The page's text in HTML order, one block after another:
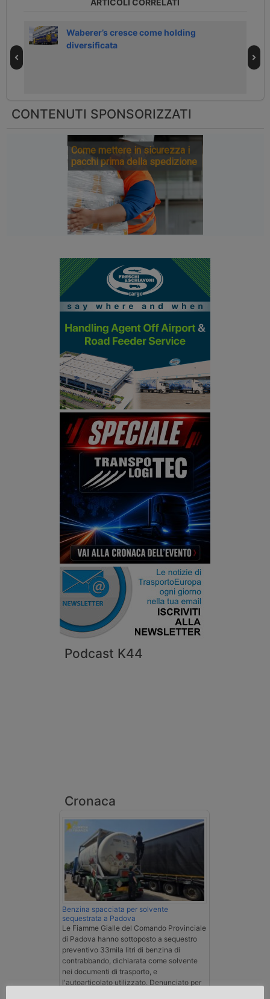
Podcast K44
Cronaca
Benzina spacciata per solvente
sequestrata a Padova
Le Fiamme Gialle del Comando Provinciale
di Padova hanno sottoposto a sequestro
preventivo 33mila litri di benzina di
contrabbando, dichiarata come solvente
nei documenti di trasporto, e
l'autoarticolato utilizzato. Denunciato per
Waberer’s cresce come holding
diversificata
CONTENUTI SPONSORIZZATI
Come mettere in sicurezza i
pacchi prima della spedizione